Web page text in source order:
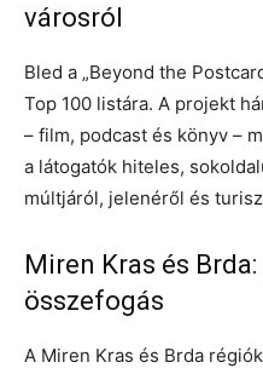
városról
Bled a „Beyond the
Top 100 listára. A projekt
– film, podcast és könyv –
a látogatók hiteles,
múltjáról, jelenéről és
Miren Kras és
összefogás
A Miren Kras és Brda